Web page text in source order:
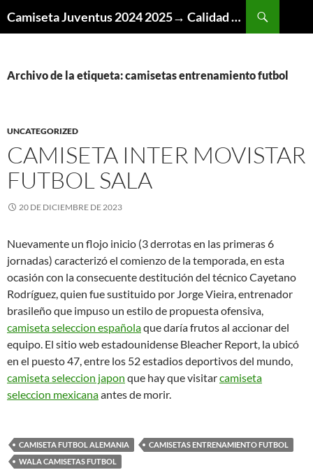
Camiseta Juventus 2024 2025→ Calidad Thai AAA
Archivo de la etiqueta: camisetas entrenamiento futbol
UNCATEGORIZED
CAMISETA INTER MOVISTAR
FUTBOL SALA
20 DE DICIEMBRE DE 2023
Nuevamente un flojo inicio (3 derrotas en las primeras 6
jornadas) caracterizó el comienzo de la temporada, en esta
ocasión con la consecuente destitución del técnico Cayetano
Rodríguez, quien fue sustituido por Jorge Vieira, entrenador
brasileño que impuso un estilo de propuesta ofensiva,
camiseta seleccion españolaque daría frutos al accionar del
equipo. El sitio web estadounidense Bleacher Report, la ubicó
en el puesto 47, entre los 52 estadios deportivos del mundo,
camiseta seleccion japon que hay que visitarcamiseta
seleccion mexicanaantes de morir.
CAMISETA FUTBOL ALEMANIA
CAMISETAS ENTRENAMIENTO FUTBOL
WALA CAMISETAS FUTBOL